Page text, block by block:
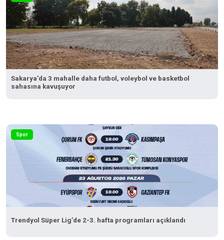
Sakarya’da 3 mahalle daha futbol, voleybol ve basketbol
sahasına kavuşuyor
Spor
Trendyol Süper Lig’de 2-3. hafta programları açıklandı